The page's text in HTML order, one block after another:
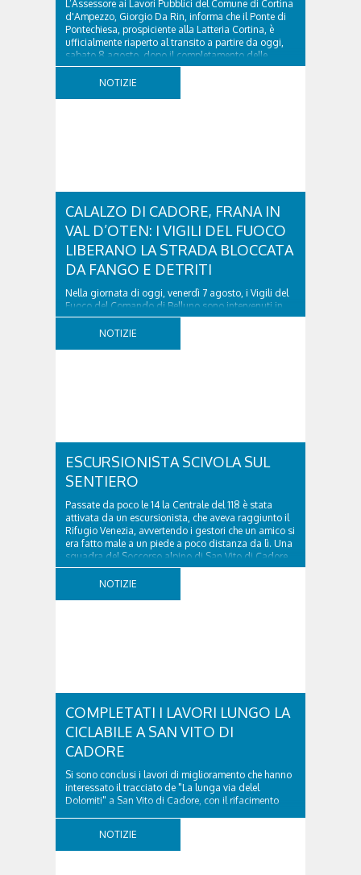
L’Assessore ai Lavori Pubblici del Comune di Cortina
d'Ampezzo, Giorgio Da Rin, informa che il Ponte di
Pontechiesa, prospiciente alla Latteria Cortina, è
ufficialmente riaperto al transito a partire da oggi,
sabato 8 agosto, dopo il completamento delle
verifiche e il positivo collaudo...
NOTIZIE
CALALZO DI CADORE, FRANA IN
VAL D’OTEN: I VIGILI DEL FUOCO
LIBERANO LA STRADA BLOCCATA
DA FANGO E DETRITI
Nella giornata di oggi, venerdì 7 agosto, i Vigili del
Fuoco del Comando di Belluno sono intervenuti in
località Diassa, in Val d’Oten, nel comune di Calalzo
di Cadore, per liberare una strada rimasta bloccata
NOTIZIE
ESCURSIONISTA SCIVOLA SUL
SENTIERO
Passate da poco le 14 la Centrale del 118 è stata
attivata da un escursionista, che aveva raggiunto il
Rifugio Venezia, avvertendo i gestori che un amico si
era fatto male a un piede a poco distanza da lì. Una
squadra del Soccorso alpino di San Vito di Cadore
ha quindi raggiunto l'infortunato...
NOTIZIE
COMPLETATI I LAVORI LUNGO LA
CICLABILE A SAN VITO DI
CADORE
Si sono conclusi i lavori di miglioramento che hanno
interessato il tracciato de "La lunga via delel
Dolomiti" a San Vito di Cadore, con il rifacimento
appositi dissuasori in corrispondenza...
NOTIZIE